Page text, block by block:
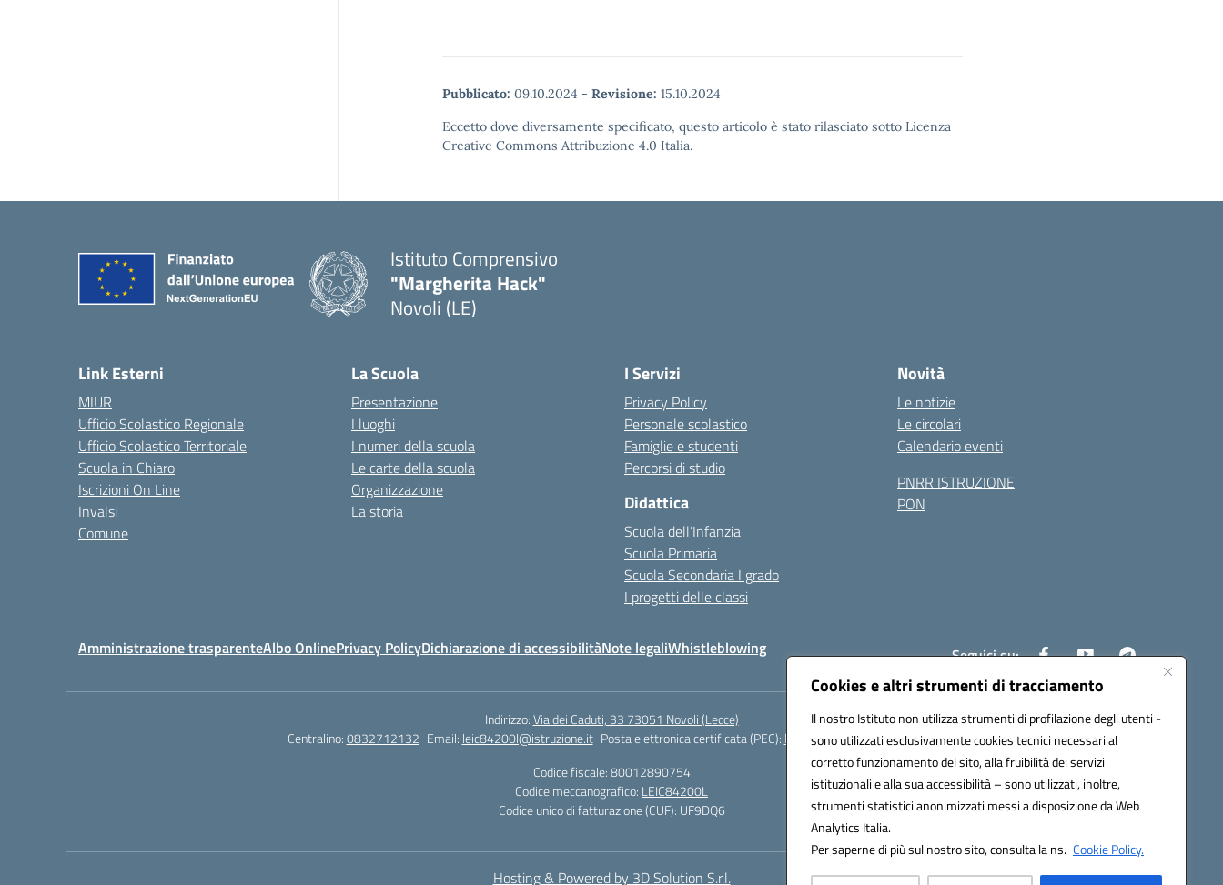
Cookies e altri strumenti di tracciamento
Il nostro Istituto non utilizza strumenti di profilazione degli utenti -
sono utilizzati esclusivamente cookies tecnici necessari al
corretto funzionamento del sito, alla fruibilità dei servizi
istituzionali e alla sua accessibilità – sono utilizzati, inoltre,
strumenti statistici anonimizzati messi a disposizione da Web
Analytics Italia.
Per saperne di più sul nostro sito, consulta la ns. Cookie Policy.
Pubblicato: 09.10.2024 - Revisione: 15.10.2024
Eccetto dove diversamente specificato, questo articolo è stato rilasciato sotto Licenza
Creative Commons Attribuzione 4.0 Italia.
Istituto Comprensivo
"Margherita Hack"
Novoli (LE)
Link Esterni
MIUR
Ufficio Scolastico Regionale
Ufficio Scolastico Territoriale
Scuola in Chiaro
Iscrizioni On Line
Invalsi
Comune
La Scuola
Presentazione
I luoghi
I numeri della scuola
Le carte della scuola
Organizzazione
La storia
I Servizi
Privacy Policy
Personale scolastico
Famiglie e studenti
Percorsi di studio
Didattica
Scuola dell’Infanzia
Scuola Primaria
Scuola Secondaria I grado
I progetti delle classi
Novità
Le notizie
Le circolari
Calendario eventi
PNRR ISTRUZIONE
PON
Amministrazione trasparenteAlbo OnlinePrivacy PolicyDichiarazione di accessibilitàNote legaliWhistleblowing Seguici su:
Indirizzo:Via dei Caduti, 33 73051 Novoli (Lecce)
Centralino:0832712132 Email: leic84200l@istruzione.it Posta elettronica certificata (PEC): leic84200l@pec.istruzione.it
Codice fiscale: 80012890754
Codice meccanografico: LEIC84200L
Codice unico di fatturazione (CUF): UF9DQ6
Hosting & Powered by 3D Solution S.r.l.